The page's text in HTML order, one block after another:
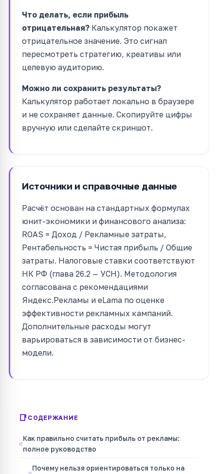
Что делать, если прибыль
отрицательная? Калькулятор покажет
отрицательное значение. Это сигнал
пересмотреть стратегию, креативы или
целевую аудиторию.
Можно ли сохранить результаты?
Калькулятор работает локально в браузере
и не сохраняет данные. Скопируйте цифры
вручную или сделайте скриншот.
Источники и справочные данные
Расчёт основан на стандартных формулах
юнит-экономики и финансового анализа:
ROAS = Доход / Рекламные затраты,
Рентабельность = Чистая прибыль / Общие
затраты. Налоговые ставки соответствуют
НК РФ (глава 26.2 — УСН). Методология
согласована с рекомендациями
Яндекс.Рекламы и eLama по оценке
эффективности рекламных кампаний.
Дополнительные расходы могут
варьироваться в зависимости от бизнес-
модели.
СОДЕРЖАНИЕ
Как правильно считать прибыль от рекламы:
полное руководство
Почему нельзя ориентироваться только на